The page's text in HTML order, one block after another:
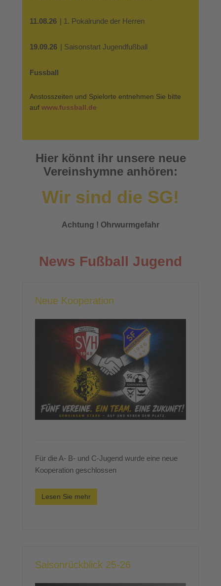
11.08.26 | 1. Pokalrunde der Herren
19.09.26 | Saisonstart Jugendfußball
Fussball
Anstosszeiten und Spielorte entnehmen Sie bitte
auf www.fussball.de
Hier könnt ihr unsere neue
Vereinshymne anhören:
Wir sind die SG!
Achtung ! Ohrwurmgefahr
News Fußball Jugend
Neue Kooperation
Für die A- B- und C-Jugend wurde eine neue
Kooperation geschlossen
Lesen Sie mehr
Saisonrückblick 25-26